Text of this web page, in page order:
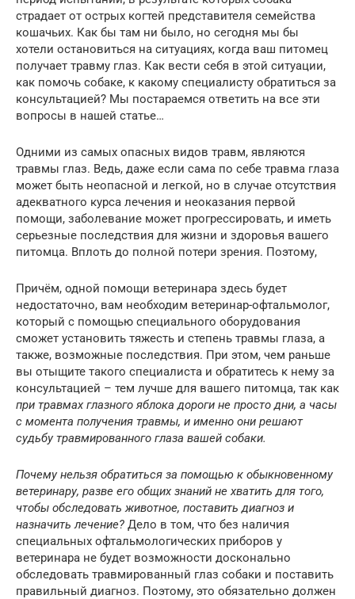
страдает от острых когтей представителя семейства
кошачьих. Как бы там ни было, но сегодня мы бы
хотели остановиться на ситуациях, когда ваш питомец
получает травму глаз. Как вести себя в этой ситуации,
как помочь собаке, к какому специалисту обратиться за
консультацией? Мы постараемся ответить на все эти
вопросы в нашей статье…
Одними из самых опасных видов травм, являются
травмы глаз. Ведь, даже если сама по себе травма глаза
может быть неопасной и легкой, но в случае отсутствия
адекватного курса лечения и неоказания первой
помощи, заболевание может прогрессировать, и иметь
серьезные последствия для жизни и здоровья вашего
питомца. Вплоть до полной потери зрения. Поэтому,
Причём, одной помощи ветеринара здесь будет
недостаточно, вам необходим ветеринар-офтальмолог,
который с помощью специального оборудования
сможет установить тяжесть и степень травмы глаза, а
также, возможные последствия. При этом, чем раньше
вы отыщите такого специалиста и обратитесь к нему за
консультацией – тем лучше для вашего питомца, так как
при травмах глазного яблока дороги не просто дни, а часы
с момента получения травмы, и именно они решают
судьбу травмированного глаза вашей собаки.
Почему нельзя обратиться за помощью к обыкновенному
ветеринару, разве его общих знаний не хватить для того,
чтобы обследовать животное, поставить диагноз и
назначить лечение? Дело в том, что без наличия
специальных офтальмологических приборов у
ветеринара не будет возможности досконально
обследовать травмированный глаз собаки и поставить
правильный диагноз. Поэтому, это обязательно должен